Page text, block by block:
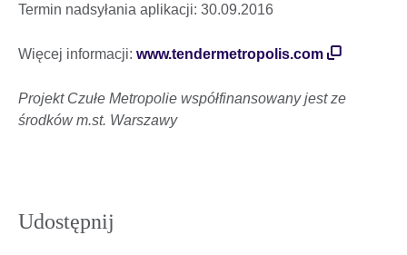
Termin nadsyłania aplikacji: 30.09.2016
Więcej informacji: www.tendermetropolis.com
Projekt Czułe Metropolie współfinansowany jest ze
środków m.st. Warszawy
Udostępnij